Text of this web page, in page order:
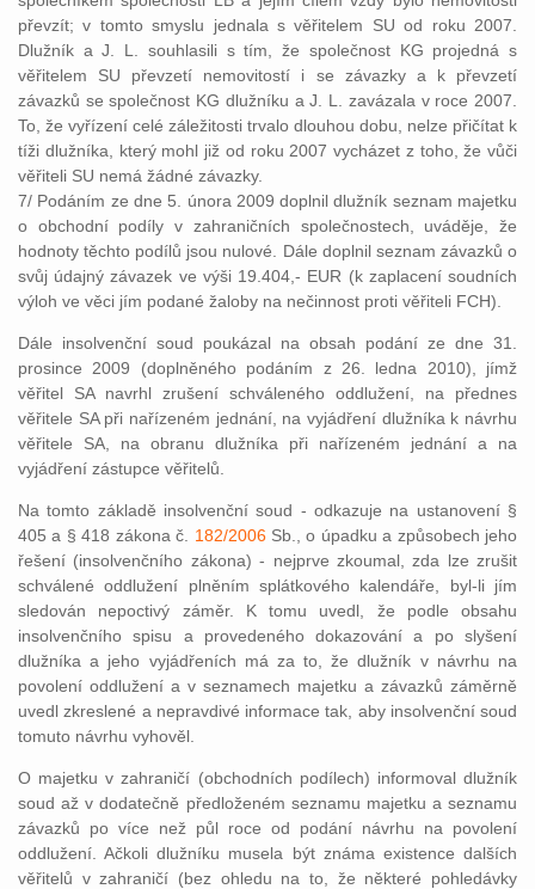
převzít; v tomto smyslu jednala s věřitelem SU od roku 2007.
Dlužník a J. L. souhlasili s tím, že společnost KG projedná s
věřitelem SU převzetí nemovitostí i se závazky a k převzetí
závazků se společnost KG dlužníku a J. L. zavázala v roce 2007.
To, že vyřízení celé záležitosti trvalo dlouhou dobu, nelze přičítat k
tíži dlužníka, který mohl již od roku 2007 vycházet z toho, že vůči
věřiteli SU nemá žádné závazky.
7/ Podáním ze dne 5. února 2009 doplnil dlužník seznam majetku
o obchodní podíly v zahraničních společnostech, uváděje, že
hodnoty těchto podílů jsou nulové. Dále doplnil seznam závazků o
svůj údajný závazek ve výši 19.404,- EUR (k zaplacení soudních
výloh ve věci jím podané žaloby na nečinnost proti věřiteli FCH).
Dále insolvenční soud poukázal na obsah podání ze dne 31.
prosince 2009 (doplněného podáním z 26. ledna 2010), jímž
věřitel SA navrhl zrušení schváleného oddlužení, na přednes
věřitele SA při nařízeném jednání, na vyjádření dlužníka k návrhu
věřitele SA, na obranu dlužníka při nařízeném jednání a na
vyjádření zástupce věřitelů.
Na tomto základě insolvenční soud - odkazuje na ustanovení §
405 a § 418 zákona č. 182/2006Sb., o úpadku a způsobech jeho
řešení (insolvenčního zákona) - nejprve zkoumal, zda lze zrušit
schválené oddlužení plněním splátkového kalendáře, byl-li jím
sledován nepoctivý záměr. K tomu uvedl, že podle obsahu
insolvenčního spisu a provedeného dokazování a po slyšení
dlužníka a jeho vyjádřeních má za to, že dlužník v návrhu na
povolení oddlužení a v seznamech majetku a závazků záměrně
uvedl zkreslené a nepravdivé informace tak, aby insolvenční soud
tomuto návrhu vyhověl.
O majetku v zahraničí (obchodních podílech) informoval dlužník
soud až v dodatečně předloženém seznamu majetku a seznamu
závazků po více než půl roce od podání návrhu na povolení
oddlužení. Ačkoli dlužníku musela být známa existence dalších
věřitelů v zahraničí (bez ohledu na to, že některé pohledávky